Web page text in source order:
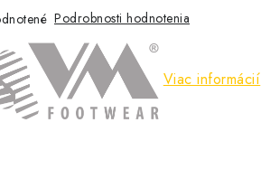
Podrobnosti hodnotenia
Viac informácií